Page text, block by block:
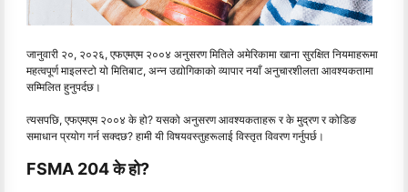
जानुवारी २०, २०२६, एफएमएम २००४ अनुसरण मितिले अमेरिकामा खाना सुरक्षित नियमाहरूमा
महत्वपूर्ण माइलस्टो यो मितिबाट, अन्न उद्योगिकाको व्यापार नयाँ अनुचारशीलता आवश्यकतामा
सम्मिलित हुनुपर्दछ।
त्यसपछि, एफएमएम २००४ के हो? यसको अनुसरण आवश्यकताहरू र के मुद्रण र कोडिङ
समाधान प्रयोग गर्न सक्दछ? हामी यी विषयवस्तुहरूलाई विस्तृत विवरण गर्नुपर्छ।
FSMA 204 के हो?